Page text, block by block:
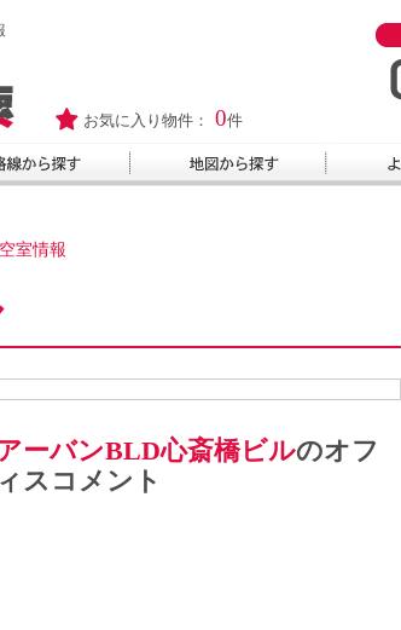
お気に入り物件： 0件
室情報
ーバンBLD心斎橋ビルのオフ
ィスコメント